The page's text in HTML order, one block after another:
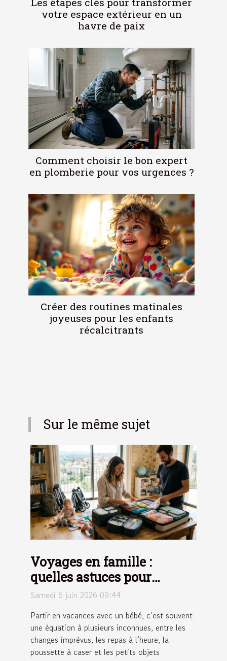
votre espace extérieur en un
havre de paix
Comment choisir le bon expert
en plomberie pour vos urgences ?
Créer des routines matinales
joyeuses pour les enfants
récalcitrants
Sur le même sujet
Voyages en famille :
quelles astuces pour
optimiser l’organisation
puériculture ?
Samedi 6 juin 2026 09:44
Partir en vacances avec un bébé, c’est souvent
une équation à plusieurs inconnues, entre les
changes imprévus, les repas à l’heure, la
poussette à caser et les petits objets